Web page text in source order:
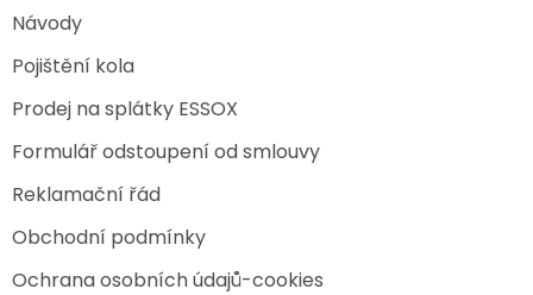
Návody
Pojištění kola
Prodej na splátky ESSOX
Formulář odstoupení od smlouvy
Reklamační řád
Obchodní podmínky
Ochrana osobních údajů-cookies